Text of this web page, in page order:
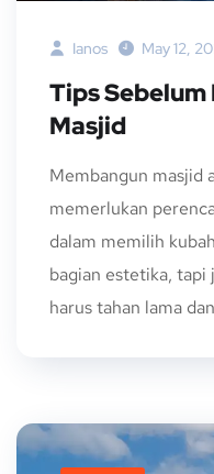
Ianos May 12,
Tips
Masjid
Membangun masjid
memerlukan
dalam memilih
bagian estetika, tapi
harus tahan lama